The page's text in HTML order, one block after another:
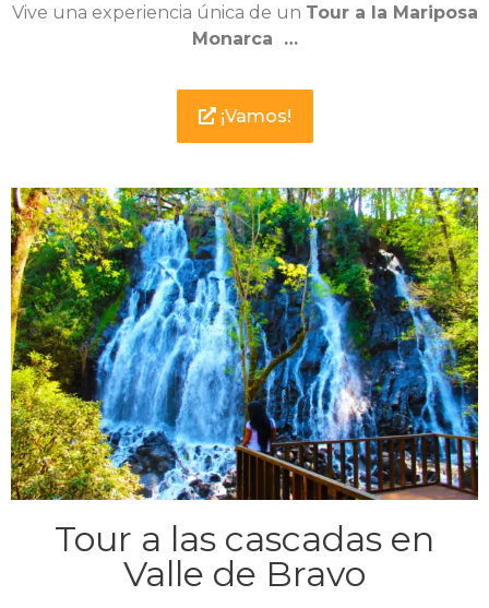
Vive una experiencia única de un Tour a la Mariposa
Monarca …
¡Vamos!
Tour a las cascadas en
Valle de Bravo